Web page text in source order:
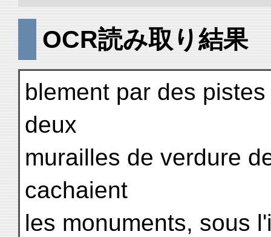
OCR読み取り結果
blement par des
deux
murailles de verdure
cachaient
les monuments, sous